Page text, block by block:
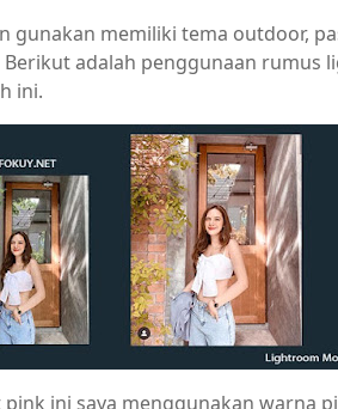
gunakan memiliki tema outdoor,
adalah penggunaan rumus
ini.
ini saya menggunakan warna